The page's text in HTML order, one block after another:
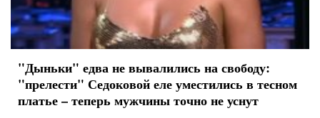
"Дыньки" едва не вывалились на свободу:
"прелести" Седоковой еле уместились в тесном
платье – теперь мужчины точно не уснут